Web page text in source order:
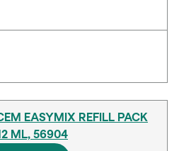
EASYMIX REFILL PACK
ML, 56904